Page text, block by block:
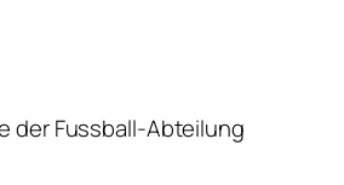
der Fussball-Abteilung